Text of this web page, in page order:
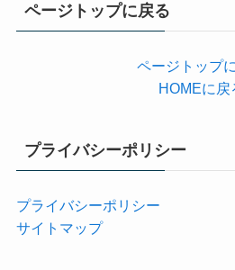
ページトップに戻る
ページトップ
HOMEに戻
プライバシーポリシー
プライバシーポリシー
サイトマップ